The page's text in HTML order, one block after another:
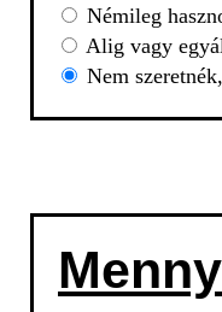
Némileg
Alig vagy
Nem